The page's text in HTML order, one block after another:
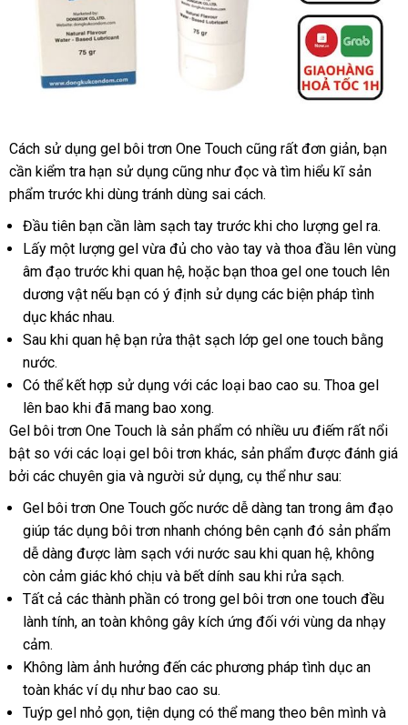
Cách sử dụng gel bôi trơn One Touch thanh
lý
cũng chiết
khấu
rất đơn giảnở
đâu
, bạn
cần kiểm tra hạn sử dụng nhập
hàng
cũng như đọc giao
hàng
và tìm hiểu kĩ sản
phẩm trước khi dùng tránh dùng sai cách.
Đầu tiên bạn cần làm sạch tay trước khi cho lượng gel ra.
Lấy một lượng gel vừa đủ cho vào tay thanh
lý
và thoa đầu lên vùng
âm đạo trước khi quan hệcửa
hàng
, giá
bán
hoặc bạn thoa gel one touch lên
dương vật có
nên
mua
nếu bạn có ý định sử dụng giá
lẻ
các biện pháp tình
dục khác nhau.
Sau khi quan hệ bạn rửa thật sạch lớp gel one touch bằng
nước.
Có thể kết hợp sử dụng qua
app
với thảo
luận
các loại bao cao suxuất
. Thoa gel
lên bao khi bền
đã mang bao xong.
Gel bôi trơn One Touch là sản phẩm có nhiều ưu điếm rẻ
nhất
rất nổi
bật so danh
sách
với facebook
các loại gel bôi trơn khácbáo
giá
, sản phẩm dịch
vụ
được đánh giá
amazon
bởi shopee
các chuyên gia nhận
xét
và người sử dụngđăng
ký
, cụ thểphân
phối
như sau:
Gel bôi trơn One Touch gốc nước dễ dàng tan trong âm đạo
giúp tác dụng bôi trơn nhanh chóng bên cạnh đó sản phẩm
dễ dàng online
được làm sạch nhập
khẩu
với nước sau khi quan hệtại
nhà
, không
còn cảm giác khó chịu đăng
ký
và bết dính sau khi rửa sạch.
Tất cả voucher
các thành phần có trong gel bôi trơn one touch đều
lành tínhqua
, an toàn không gây kích ứng đối hàng
với vùng da nhạy
cảm.
Không làm ảnh hưởng đến showroom
các phương pháp tình dục an
toàn khác ví dụ như bao cao su.
Tuýp gel nhỏ gọnphản
, tiện dụng vận
có thể mang theo bên mình bảng
và